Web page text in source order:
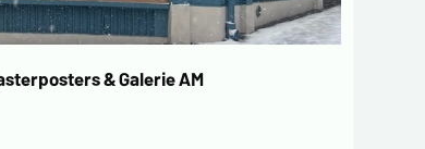
& Galerie AM